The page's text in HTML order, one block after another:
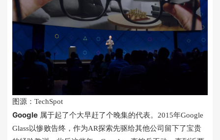
图源：TechSpot
Google 属于起了个大早赶了个晚集的代表。2015年Google
Glass以惨败告终，作为AR探索先驱给其他公司留下了宝贵